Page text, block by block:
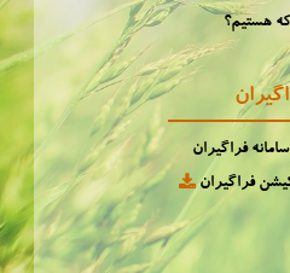
که هستیم؟
فراگیران
فراگیران